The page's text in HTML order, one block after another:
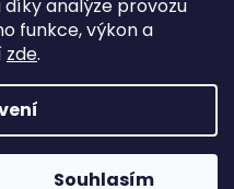
analýze provozu
funkce, výkon a
zde.
Souhlasím
. Všechna práva
cookies